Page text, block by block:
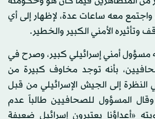
معه ساعات عدة، لإظهار إلى أي
وتأثيره الأمني الكبير والخطير.
مسؤول أمني إسرائيلي كبير، وصرح في
بأنه توجد مخاوف كبيرة من
إلى الجيش الإسرائيلي من قبل
وقال المسؤول للصحافيين طالباً عدم
«أعداؤنا يعتبرون إسرائيل ضعيفة